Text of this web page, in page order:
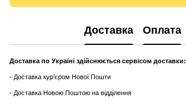
Доставка Оплата
Доставка по Україні здійснюється сервісом доставки:
- Доставка кур’єром Нової Пошти
- Доставка Новою Поштою на відділення